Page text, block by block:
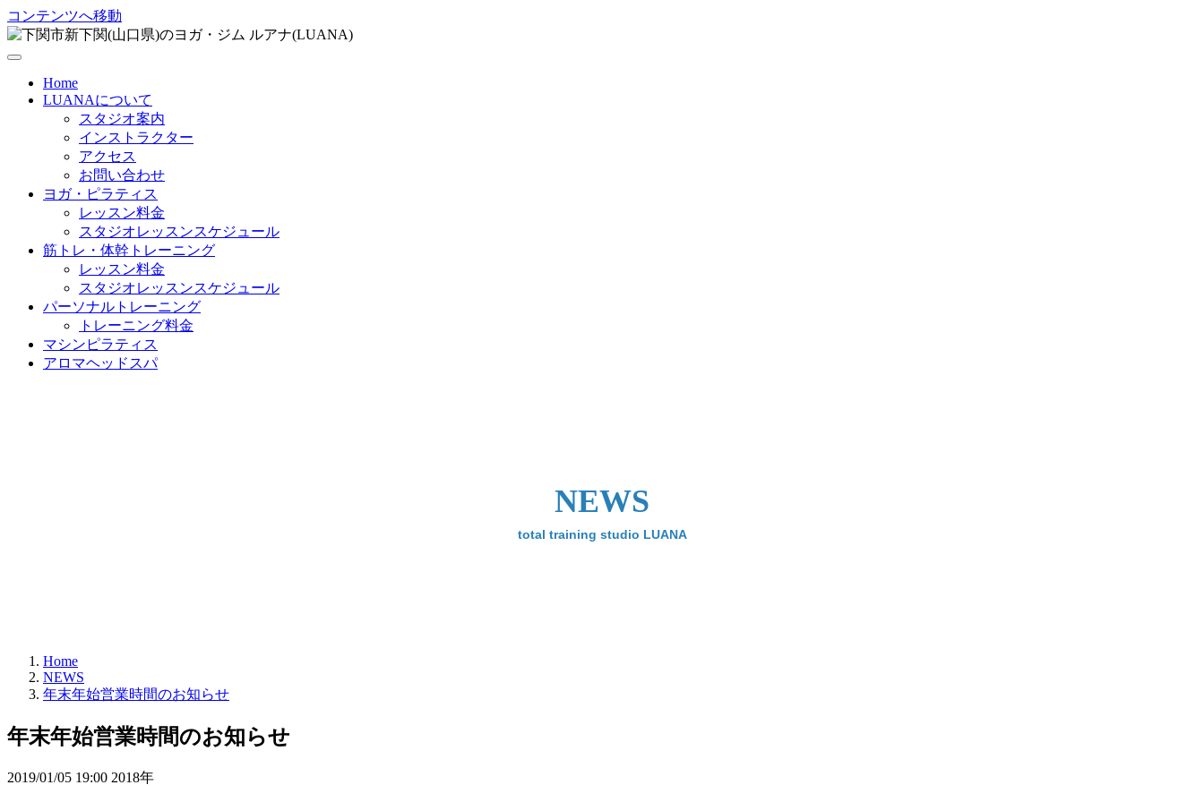
コンテンツへ移動
Home
LUANAについて
スタジオ案内
インストラクター
アクセス
お問い合わせ
ヨガ・ピラティス
レッスン料金
スタジオレッスンスケジュール
筋トレ・体幹トレーニング
レッスン料金
スタジオレッスンスケジュール
パーソナルトレーニング
トレーニング料金
マシンピラティス
アロマヘッドスパ
NEWS
total training studio LUANA
Home
NEWS
年末年始営業時間のお知らせ
年末年始営業時間のお知らせ
2019/01/05 19:00 2018年